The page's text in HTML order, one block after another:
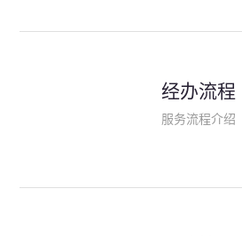
险、政府公共安全责任保险/自然灾害公
人责任险、首台套/首版次保险、科技保
险产品；（六）保险招投标业务。随着
经办流程
服务流程介绍